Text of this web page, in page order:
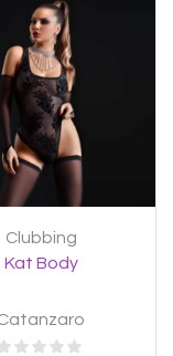
Clubbing
Kat Body